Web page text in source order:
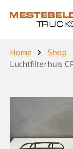
Home Shop
Luchtfilterhuis